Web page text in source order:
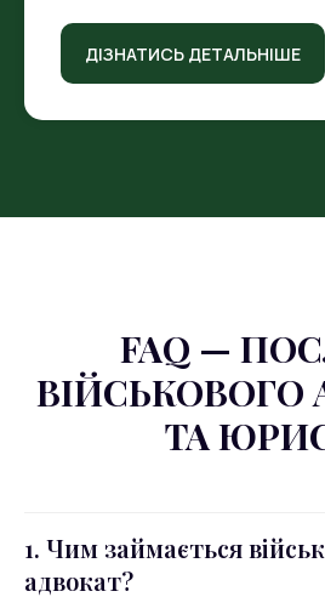
ДІЗНАТИСЬ ДЕТАЛЬНІШЕ
FAQ —
ВІЙСЬКОВОГО
ТА
1. Чим займається
адвокат?